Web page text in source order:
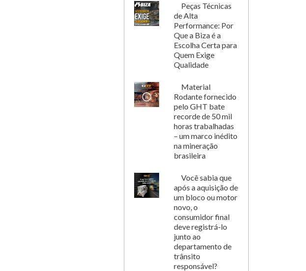
Peças Técnicas
de Alta
Performance: Por
Que a Biza é a
Escolha Certa para
Quem Exige
Qualidade
Material
Rodante fornecido
pelo GHT bate
recorde de 50 mil
horas trabalhadas
– um marco inédito
na mineração
brasileira
Você sabia que
após a aquisição de
um bloco ou motor
novo, o
consumidor final
deve registrá-lo
junto ao
departamento de
trânsito
responsável?